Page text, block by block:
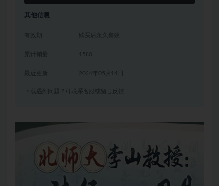
其他信息
有效期 购买后永久有效
累计销量 1580
2024年05月14日
下载遇到问题？可联系客服或留言反馈